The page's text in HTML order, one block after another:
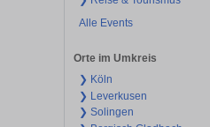
Alle Events
Orte im Umkreis
❯ Köln
❯ Leverkusen
❯ Solingen